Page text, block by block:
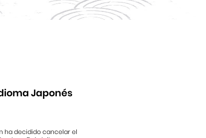
Japonés
ha decidido cancelar el